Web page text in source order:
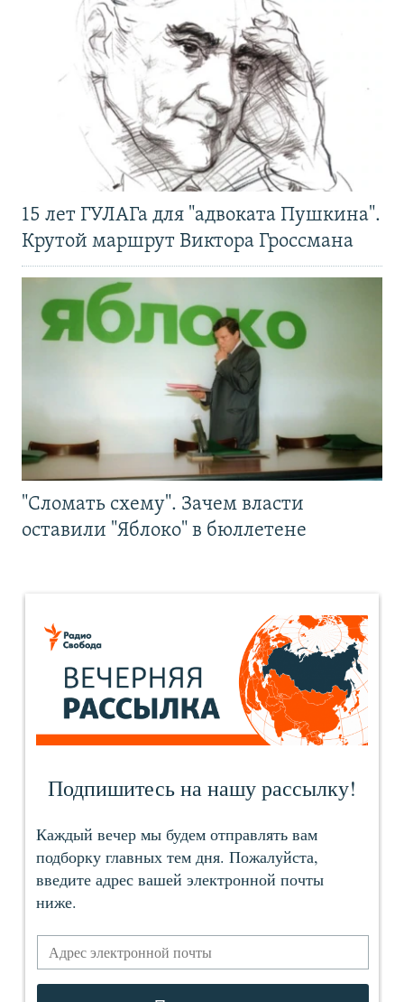
15 лет ГУЛАГа для "адвоката Пушкина".
Крутой маршрут Виктора Гроссмана
"Сломать схему". Зачем власти
оставили "Яблоко" в бюллетене